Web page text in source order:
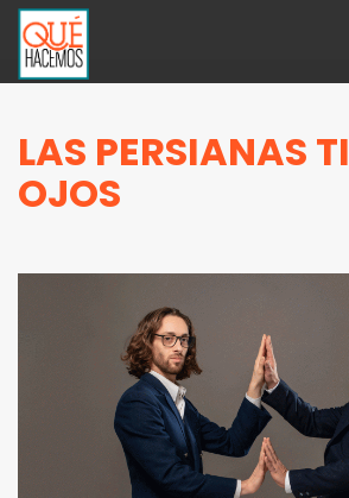
LAS PERSIANAS
OJOS